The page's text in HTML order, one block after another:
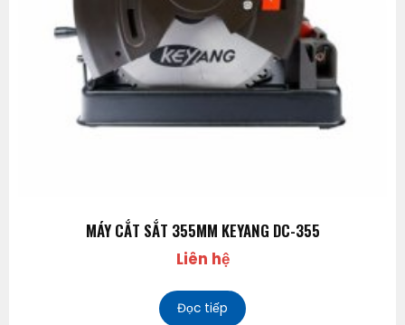
MÁY CẮT SẮT 355MM KEYANG DC-355
Liên hệ
Đọc tiếp